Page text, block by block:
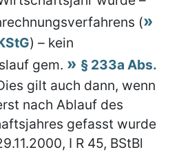
(
) – kein
gem.
§ 233a Abs.
gilt auch dann, wenn
nach Ablauf des
gefasst wurde
I R 45, BStBl